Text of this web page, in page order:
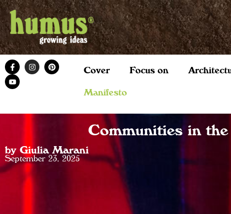
Cover Focus on
Manifesto
Communities in
by Giulia Marani
September 23, 2025